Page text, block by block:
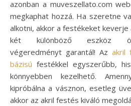
azonban a muveszellato.com
megkaphat hozzá. Ha szeretne
alkotni, akkor a festékeket keverje
két különböző eszköz
végeredményt garantál! Az akril
bázisú festékkel egyszerűbb,
könnyebben kezelhető.
kipróbálna a vásznon, esetleg
akkor az akril festés kiváló